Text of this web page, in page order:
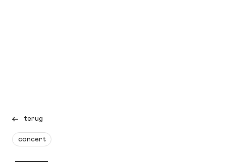
terug
concert